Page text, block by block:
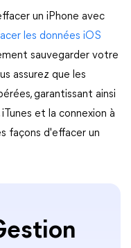
un iPhone avec
les données iOS
sauvegarder votre
assurez que les
garantissant ainsi
et la connexion à
façons d'effacer un